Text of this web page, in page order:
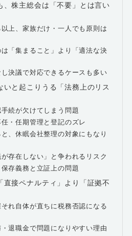
、株主総会は「不要」とは言い
上、家族だけ・一人でも原則は
「集まること」より「適法な決
決議で対応できるケースも多い
いと起こりうる「法務上のリス
続が欠けてしまう問題
・任期管理と登記のズレ
、休眠会社整理の対象にもなり
存在しない」と争われるリスク
存義務と立証上の問題
直接ペナルティ」より「証拠不
れ自体が直ちに税務否認になる
退職金で問題になりやすい理由